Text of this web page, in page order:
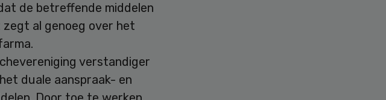
de betreffende middelen
zegt al genoeg over het
verstandiger
duale aanspraak- en